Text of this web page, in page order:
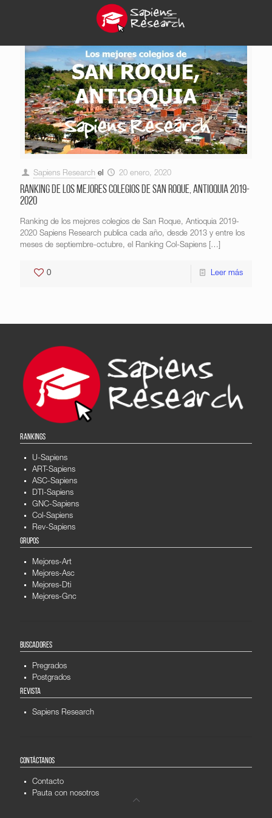
Sapiens Research el 20 enero, 2020
Ranking de los mejores colegios de San Roque, Antioquia 2019-
2020
Ranking de los mejores colegios de San Roque, Antioquia 2019-
2020 Sapiens Research publica cada año, desde 2013 y entre los
meses de septiembre-octubre, el Ranking Col-Sapiens […]
0 Leer más
RANKINGS
U-Sapiens
ART-Sapiens
ASC-Sapiens
DTI-Sapiens
GNC-Sapiens
Col-Sapiens
Rev-Sapiens
GRUPOS
Mejores-Art
Mejores-Asc
Mejores-Dti
Mejores-Gnc
BUSCADORES
Pregrados
Postgrados
REVISTA
Sapiens Research
CONTÁCTANOS
Contacto
Pauta con nosotros